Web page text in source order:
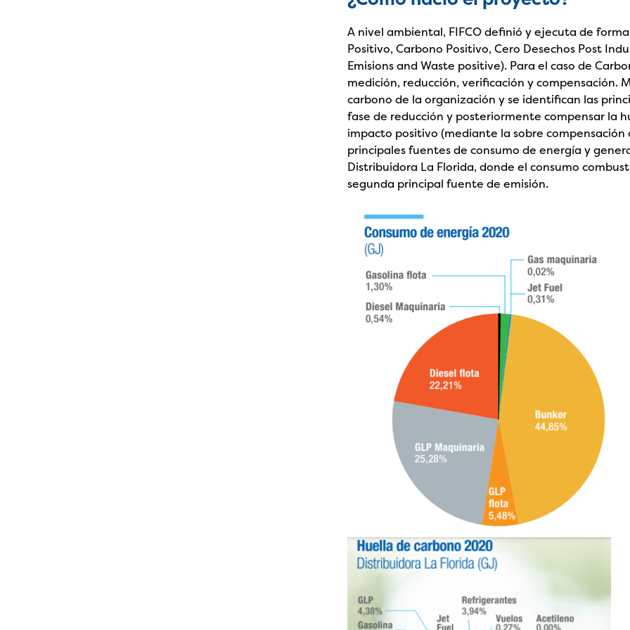
A nivel ambiental, FIFCO definió y ejecuta de
Positivo, Carbono Positivo, Cero Desechos Post
Emisions and Waste positive). Para el caso de
medición, reducción, verificación y compensación.
carbono de la organización y se identifican las
fase de reducción y posteriormente compensar la
impacto positivo (mediante la sobre compensación
principales fuentes de consumo de energía y
Distribuidora La Florida, donde el consumo
segunda principal fuente de emisión.